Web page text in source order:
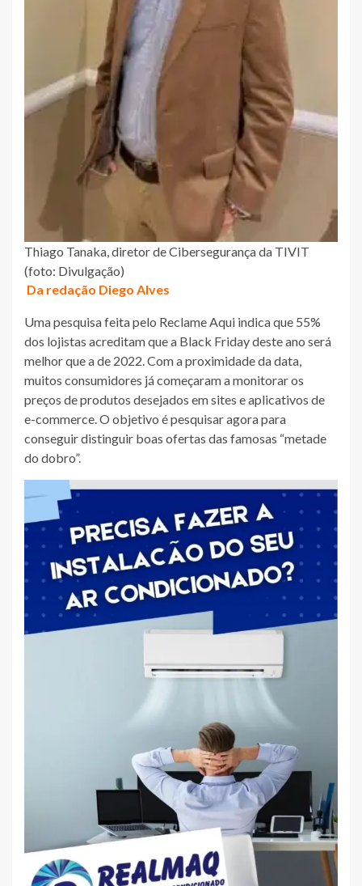
Thiago Tanaka, diretor de Cibersegurança da TIVIT
(foto: Divulgação)
Da redação Diego Alves
Uma pesquisa feita pelo Reclame Aqui indica que 55%
dos lojistas acreditam que a Black Friday deste ano será
melhor que a de 2022. Com a proximidade da data,
muitos consumidores já começaram a monitorar os
preços de produtos desejados em sites e aplicativos de
e-commerce. O objetivo é pesquisar agora para
conseguir distinguir boas ofertas das famosas “metade
do dobro”.